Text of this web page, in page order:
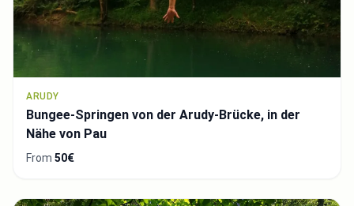
ARUDY
Bungee-Springen von der Arudy-Brücke, in der
Nähe von Pau
From 50€